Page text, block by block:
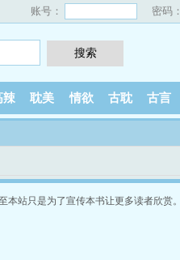
账号： 密码：
辣 耽美 情欲 古耽 古言
站只是为了宣传本书让更多读者欣赏。